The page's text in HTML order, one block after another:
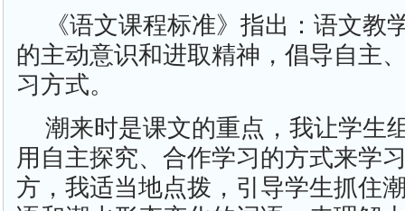
《语文课程标准》指出：语文教
的主动意识和进取精神，倡导自主
习方式。
潮来时是课文的重点，我让学生
用自主探究、合作学习的方式来学
方，我适当地点拨，引导学生抓住